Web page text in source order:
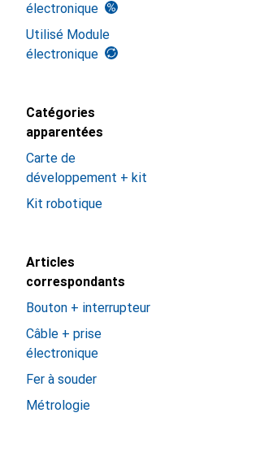
électronique
Utilisé Module
électronique
Catégories
apparentées
Carte de
développement + kit
Kit robotique
Articles
correspondants
Bouton + interrupteur
Câble + prise
électronique
Fer à souder
Métrologie